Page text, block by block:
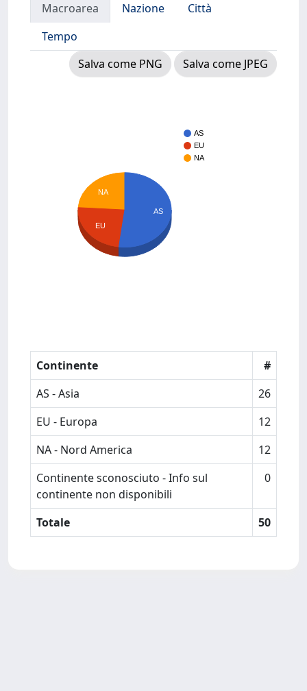
Macroarea Nazione
Città
Tempo
Salva come PNG
Salva come JPEG
AS
EU
NA
NA
EU
AS
Continente
#
AS - Asia
26
EU - Europa
12
NA - Nord America
12
Continente sconosciuto - Info sul
continente non disponibili
0
Totale 50